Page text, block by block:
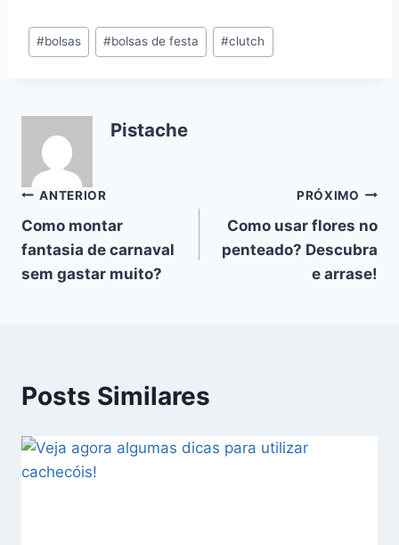
Tags
do
#bolsas #bolsas de festa #clutch
Pistache
Navegação
de
Post
ANTERIOR
Como montar
fantasia de carnaval
sem gastar muito?
PRÓXIMO
Como usar flores no
penteado? Descubra
e arrase!
Posts Similares